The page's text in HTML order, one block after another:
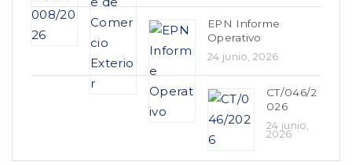
EPN Informe
Operativo
24 junio, 2026
CT/046/2
026
24 junio,
2026